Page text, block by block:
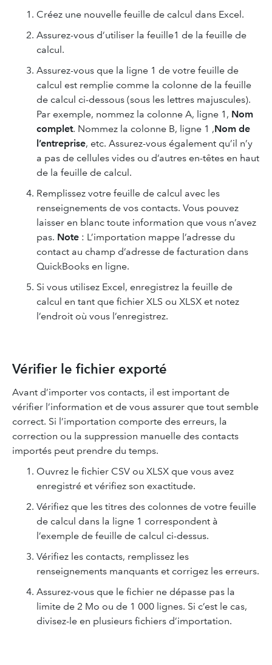
Créez une nouvelle feuille de calcul dans Excel.
Assurez-vous d’utiliser la feuille1 de la feuille de
calcul.
Assurez-vous que la ligne 1 de votre feuille de
calcul est remplie comme la colonne de la feuille
de calcul ci-dessous (sous les lettres majuscules).
Par exemple, nommez la colonne A, ligne 1, Nom
complet. Nommez la colonne B, ligne 1 ,Nom de
l’entreprise, etc. Assurez-vous également qu’il n’y
a pas de cellules vides ou d’autres en-têtes en haut
de la feuille de calcul.
Remplissez votre feuille de calcul avec les
renseignements de vos contacts. Vous pouvez
laisser en blanc toute information que vous n’avez
pas. Note : L’importation mappe l’adresse du
contact au champ d’adresse de facturation dans
QuickBooks en ligne.
Si vous utilisez Excel, enregistrez la feuille de
calcul en tant que fichier XLS ou XLSX et notez
l’endroit où vous l’enregistrez.
Vérifier le fichier exporté
Avant d’importer vos contacts, il est important de
vérifier l’information et de vous assurer que tout semble
correct. Si l’importation comporte des erreurs, la
correction ou la suppression manuelle des contacts
importés peut prendre du temps.
Ouvrez le fichier CSV ou XLSX que vous avez
enregistré et vérifiez son exactitude.
Vérifiez que les titres des colonnes de votre feuille
de calcul dans la ligne 1 correspondent à
l’exemple de feuille de calcul ci-dessus.
Vérifiez les contacts, remplissez les
renseignements manquants et corrigez les erreurs.
Assurez-vous que le fichier ne dépasse pas la
limite de 2 Mo ou de 1 000 lignes. Si c’est le cas,
divisez-le en plusieurs fichiers d’importation.